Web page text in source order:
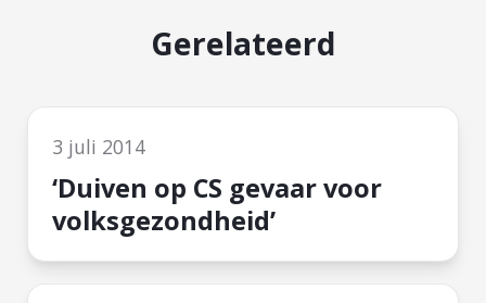
Gerelateerd
3 juli 2014
‘Duiven op CS gevaar voor
volksgezondheid’